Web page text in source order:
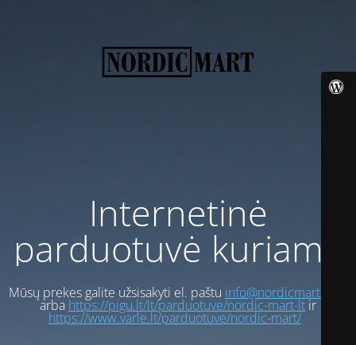
Internetinė
parduotuvė kuriama
Mūsų prekes galite užsisakyti el. paštu info@nordicmart.com
arba https://pigu.lt/lt/parduotuve/nordic-mart-ltir
https://www.varle.lt/parduotuve/nordic-mart/